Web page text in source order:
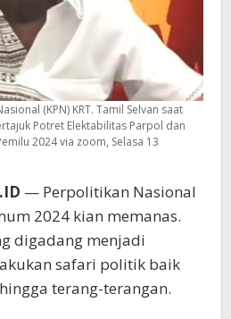
(KPN) KRT. Tamil Selvan saat
Potret Elektabilitas Parpol dan
2024 via zoom, Selasa 13
— Perpolitikan Nasional
2024 kian memanas.
digadang menjadi
safari politik baik
terang-terangan.